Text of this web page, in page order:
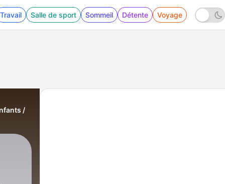
Travail Salle de sport Sommeil Détente Voyage
/